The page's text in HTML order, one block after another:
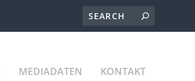
MEDIADATEN KONTAKT